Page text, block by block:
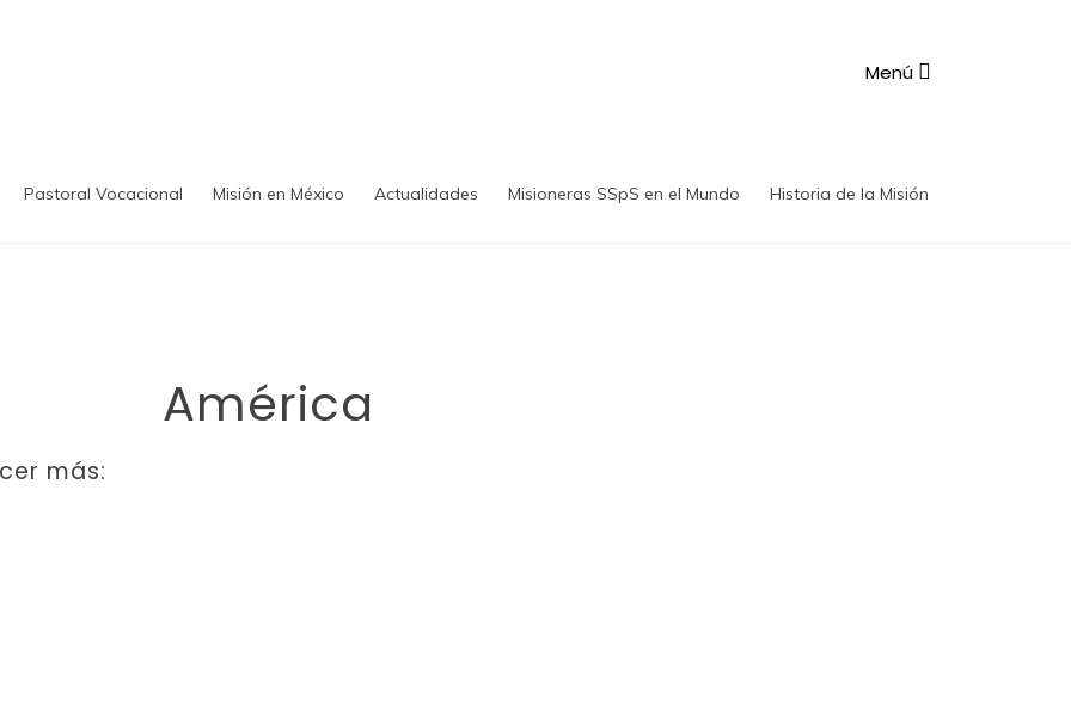
Menú
Pastoral Vocacional Misión en México Actualidades Misioneras SSpS en el Mundo Historia de la Misión
América
más: